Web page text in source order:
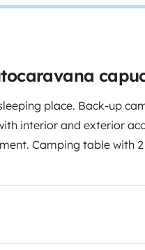
place. Back-up
interior and exterior
Camping table with
6-seater places, 6 beds,
airbags, electric
heater, blind, bike
WC, double gas